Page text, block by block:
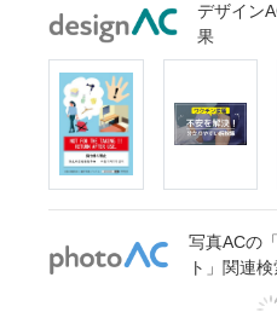
デザイン
果
写真ACの
ト」関連